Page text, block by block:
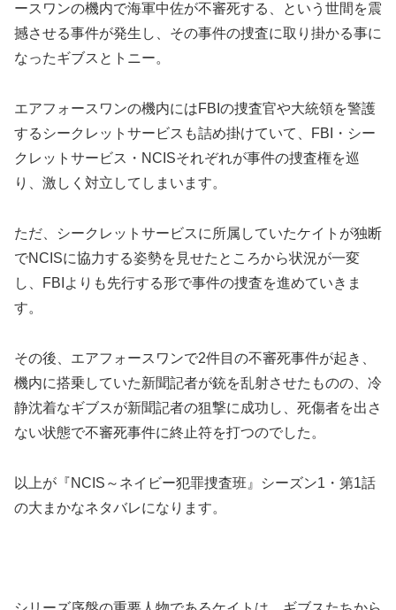
ースワンの機内で海軍中佐が不審死する、という世間を震
撼させる事件が発生し、その事件の捜査に取り掛かる事に
なったギブスとトニー。
エアフォースワンの機内にはFBIの捜査官や大統領を警護
するシークレットサービスも詰め掛けていて、FBI・シー
クレットサービス・NCISそれぞれが事件の捜査権を巡
り、激しく対立してしまいます。
ただ、シークレットサービスに所属していたケイトが独断
でNCISに協力する姿勢を見せたところから状況が一変
し、FBIよりも先行する形で事件の捜査を進めていきま
す。
その後、エアフォースワンで2件目の不審死事件が起き、
機内に搭乗していた新聞記者が銃を乱射させたものの、冷
静沈着なギブスが新聞記者の狙撃に成功し、死傷者を出さ
ない状態で不審死事件に終止符を打つのでした。
以上が『NCIS～ネイビー犯罪捜査班』シーズン1・第1話
の大まかなネタバレになります。